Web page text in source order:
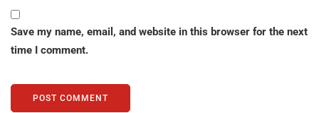
Save my name, email, and website in this browser for the next
time I comment.